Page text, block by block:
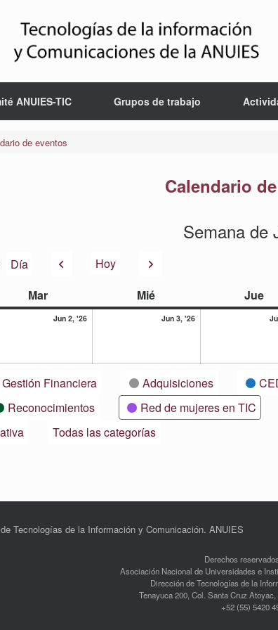
ANUIES-TIC Grupos de trabajo
de eventos
Calendario
Semana de
Día AnteriorHoy Siguiente
Marmartes Miémiércoles Jue
Jun 2, '262
Jun 3, '263
Financiera Adquisiciones
Reconocimientos Red de mujeres en TIC
Todas las categorías
Tecnologías de la Información y Comunicación. ANUIES
Derechos
Asociación Nacional de Universidades e
Dirección de Tecnologías de la
Tenayuca 200, Col. Santa Cruz
+52 (55) 5420